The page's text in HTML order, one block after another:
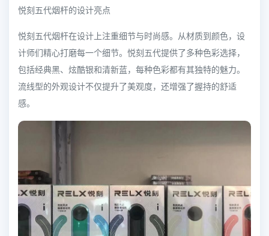
悦刻五代烟杆的设计亮点
悦刻五代烟杆在设计上注重细节与时尚感。从材质到颜色，设
计师们精心打磨每一个细节。悦刻五代提供了多种色彩选择，
包括经典黑、炫酷银和清新蓝，每种色彩都有其独特的魅力。
流线型的外观设计不仅提升了美观度，还增强了握持的舒适
感。